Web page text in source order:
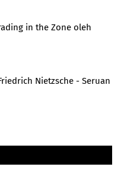
in the Zone oleh
Nietzsche - Seruan